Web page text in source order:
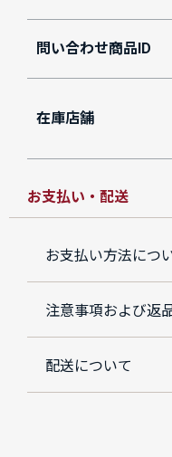
問い合わせ商品ID
在庫店舗
お支払い・配送
お支払い方法につ
注意事項および返
配送について